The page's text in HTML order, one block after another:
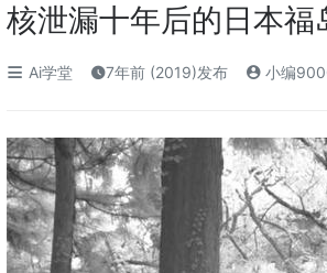
核泄漏十年后的日本
Ai学堂 7年前 (2019)发布 小编